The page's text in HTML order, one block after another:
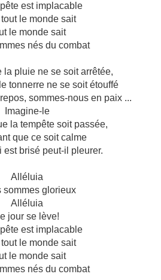
est implacable
le monde sait
le monde sait
nés du combat
la pluie ne se soit arrêtée,
tonnerre ne se soit étouffé
sommes-nous en paix ...
Imagine-le
la tempête soit passée,
que ce soit calme
brisé peut-il pleurer.
Alléluia
sommes glorieux
Alléluia
jour se lève!
est implacable
le monde sait
le monde sait
nés du combat